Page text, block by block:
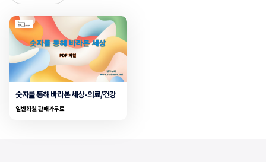
숫자를 통해 바라본 세상-의료/건강
일반회원 판매가무료